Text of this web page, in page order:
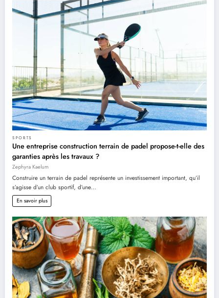
SPORTS
Une entreprise construction terrain de padel propose-t-elle des
garanties après les travaux ?
Zephyra Kaelum
Construire un terrain de padel représente un investissement important, qu’il
s’agisse d’un club sportif, d’une…
En savoir plus